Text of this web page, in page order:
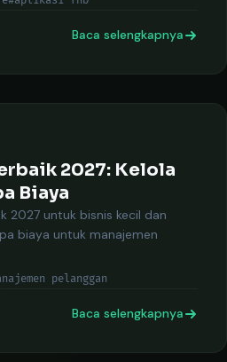
Baca selengkapnya
2027: Kelola
Biaya
2027 untuk bisnis kecil dan
biaya untuk manajemen
pelanggan
Baca selengkapnya